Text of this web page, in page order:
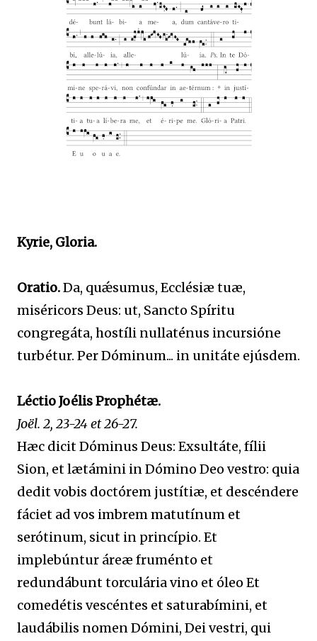
Kyrie, Gloria.
Oratio.Da, quǽsumus, Ecclésiæ tuæ,
miséricors Deus: ut, Sancto Spíritu
congregáta, hostíli nullaténus incursióne
turbétur. Per Dóminum... in unitáte ejúsdem.
Léctio Joélis Prophétæ.
Joël. 2, 23-24 et 26-27.
Hæc dicit Dóminus Deus: Exsultáte, fílii
Sion, et lætámini in Dómino Deo vestro: quia
dedit vobis doctórem justítiæ, et descéndere
fáciet ad vos imbrem matutínum et
serótinum, sicut in princípio. Et
implebúntur áreæ fruménto et
redundábunt torculária vino et óleo Et
comedétis vescéntes et saturabímini, et
laudábilis nomen Dómini, Dei vestri, qui